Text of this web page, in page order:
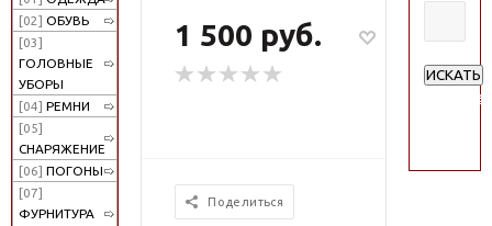
[02] ОБУВЬ
[03]
ГОЛОВНЫЕ
УБОРЫ
[04] РЕМНИ
[05]
СНАРЯЖЕНИЕ
[06] ПОГОНЫ
[07]
ФУРНИТУРА
1 500 руб.
Поделиться
ИСКАТЬ